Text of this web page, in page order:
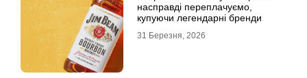
насправді переплачуємо,
купуючи легендарні бренди
31 Березня, 2026